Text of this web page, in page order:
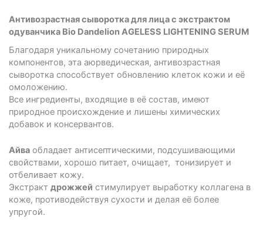
Антивозрастная сыворотка для лица с экстрактом
одуванчика Bio Dandelion AGELESS LIGHTENING SERUM
Благодаря уникальному сочетанию природных
компонентов, эта аюрведическая, антивозрастная
сыворотка способствует обновлению клеток кожи и её
омоложению.
Все ингредиенты, входящие в её состав, имеют
природное происхождение и лишены химических
добавок и консервантов.
Айваобладает антисептическими, подсушивающими
свойствами, хорошо питает, очищает, тонизирует и
отбеливает кожу.
Экстракт дрожжей стимулирует выработку коллагена в
коже, противодействуя сухости и делая её более
упругой.